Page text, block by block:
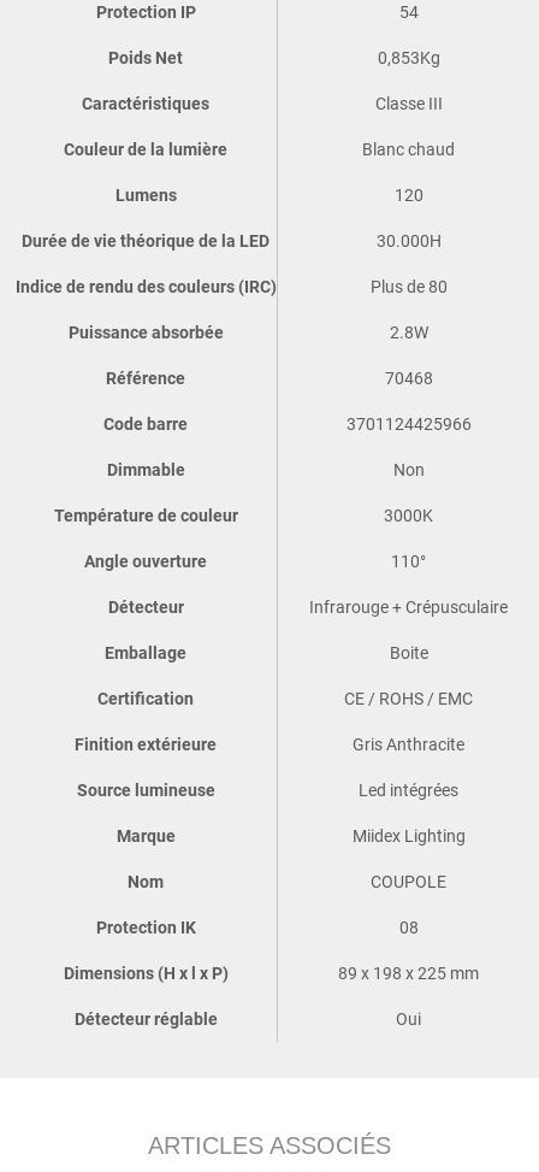
Protection IP 54
Poids Net 0,853Kg
Caractéristiques Classe III
Couleur de la lumière Blanc chaud
Lumens 120
Durée de vie théorique de la LED 30.000H
Indice de rendu des couleurs (IRC) Plus de 80
Puissance absorbée 2.8W
Référence 70468
Code barre 3701124425966
Dimmable Non
Température de couleur 3000K
Angle ouverture 110°
Détecteur Infrarouge + Crépusculaire
Emballage Boite
Certification CE / ROHS / EMC
Finition extérieure Gris Anthracite
Source lumineuse Led intégrées
Marque Miidex Lighting
Nom COUPOLE
Protection IK 08
Dimensions (H x l x P) 89 x 198 x 225 mm
Détecteur réglable Oui
ARTICLES ASSOCIÉS